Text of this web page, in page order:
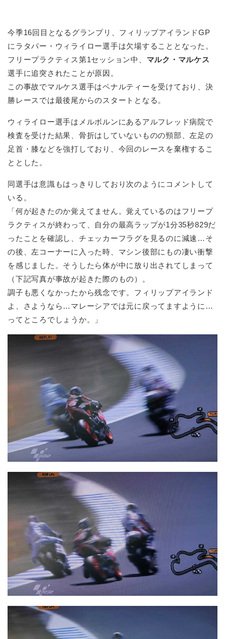
今季16回目となるグランプリ、フィリップアイランドGP
にラタパー・ウィライロー選手は欠場することとなった。
フリープラクティス第1セッション中、 マルク・マルケス
選手に追突されたことが原因。
この事故でマルケス選手はペナルティーを受けており、決
勝レースでは最後尾からのスタートとなる。
ウィライロー選手はメルボルンにあるアルフレッド病院で
検査を受けた結果、骨折はしていないものの頸部、左足の
足首・膝などを強打しており、今回のレースを棄権するこ
ととした。
同選手は意識もはっきりしており次のようにコメントして
いる。
「何が起きたのか覚えてません。覚えているのはフリープ
ラクティスが終わって、自分の最高ラップが1分35秒829だ
ったことを確認し、チェッカーフラグを見るのに減速…そ
の後、左コーナーに入った時、マシン後部にもの凄い衝撃
を感じました。そうしたら体が中に放り出されてしまって
（下記写真が事故が起きた際のもの）。
調子も悪くなかったから残念です。フィリップアイランド
よ、さようなら…マレーシアでは元に戻ってますように…
ってところでしょうか。」